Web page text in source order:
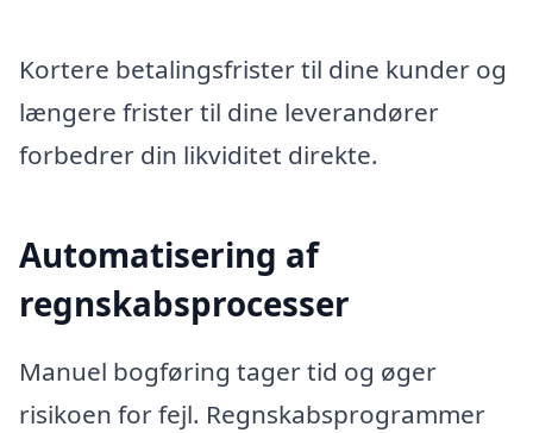
Kortere betalingsfrister til dine kunder og
længere frister til dine leverandører
forbedrer din likviditet direkte.
Automatisering af
regnskabsprocesser
Manuel bogføring tager tid og øger
risikoen for fejl. Regnskabsprogrammer